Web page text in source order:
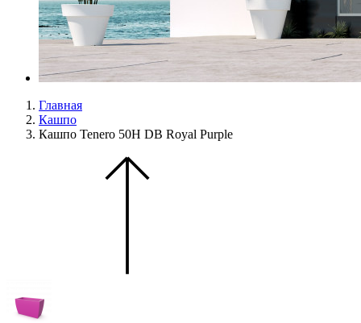
Главная
Кашпо
Кашпо Tenero 50H DB Royal Purple